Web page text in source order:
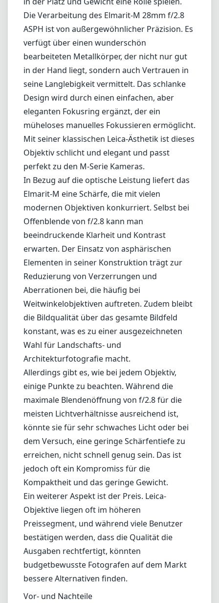
Mit seiner klassischen Leica-Ästhetik ist dieses
Objektiv schlicht und elegant und passt
perfekt zu den M-Serie Kameras.
In Bezug auf die optische Leistung liefert das
Elmarit-M eine Schärfe, die mit vielen
modernen Objektiven konkurriert. Selbst bei
Offenblende von f/2.8 kann man
beeindruckende Klarheit und Kontrast
erwarten. Der Einsatz von asphärischen
Elementen in seiner Konstruktion trägt zur
Reduzierung von Verzerrungen und
Aberrationen bei, die häufig bei
Weitwinkelobjektiven auftreten. Zudem bleibt
die Bildqualität über das gesamte Bildfeld
konstant, was es zu einer ausgezeichneten
Wahl für Landschafts- und
Architekturfotografie macht.
Allerdings gibt es, wie bei jedem Objektiv,
einige Punkte zu beachten. Während die
maximale Blendenöffnung von f/2.8 für die
meisten Lichtverhältnisse ausreichend ist,
könnte sie für sehr schwaches Licht oder bei
dem Versuch, eine geringe Schärfentiefe zu
erreichen, nicht schnell genug sein. Das ist
jedoch oft ein Kompromiss für die
Kompaktheit und das geringe Gewicht.
Ein weiterer Aspekt ist der Preis. Leica-
Objektive liegen oft im höheren
Preissegment, und während viele Benutzer
bestätigen werden, dass die Qualität die
Ausgaben rechtfertigt, könnten
budgetbewusste Fotografen auf dem Markt
bessere Alternativen finden.
Vor- und Nachteile
Vorteile
Ausgezeichnete Verarbeitungsqualität mit
schlankem Design.
Scharfe, hochkontrastreiche Bilder selbst bei
f/2.8.
Kompakt und leicht, was den Transport
erleichtert.
Minimale Verzerrungen und Aberrationen
dank asphärischer Elemente.